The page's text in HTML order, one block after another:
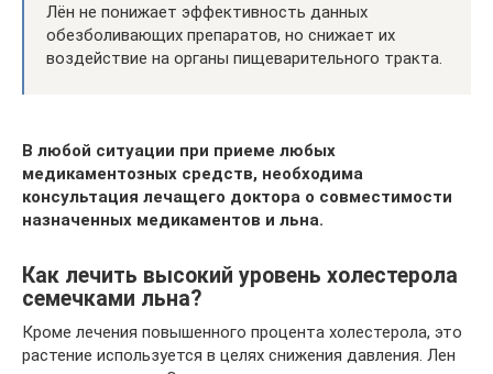
Лён не понижает эффективность данных
обезболивающих препаратов, но снижает их
воздействие на органы пищеварительного тракта.
В любой ситуации при приеме любых
медикаментозных средств, необходима
консультация лечащего доктора о совместимости
назначенных медикаментов и льна.
Как лечить высокий уровень холестерола
семечками льна?
Кроме лечения повышенного процента холестерола, это
растение используется в целях снижения давления. Лен